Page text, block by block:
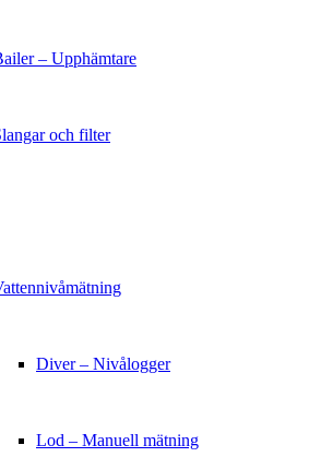
– Upphämtare
och filter
Diver – Nivålogger
Lod – Manuell mätning